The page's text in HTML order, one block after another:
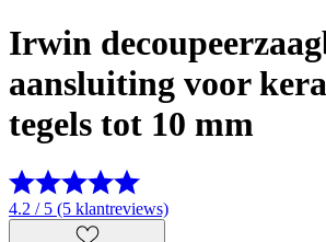
Irwin
aansluiting voor
tegels tot 10 mm
4.2 / 5 (5 klantreviews)